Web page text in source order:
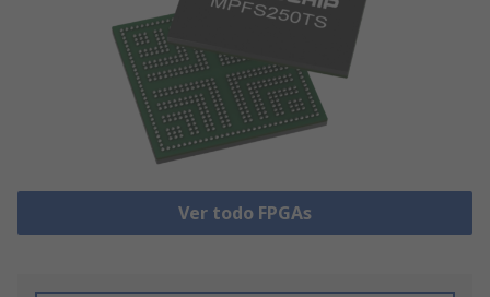
Ver todo FPGAs